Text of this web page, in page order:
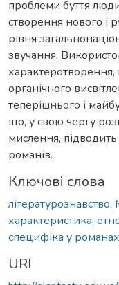
проблеми буття
створення нового і
рівня
звучання.
органічного
теперішнього і
що, у свою чергу
мислення, підводить
романів.
Ключові слова
літературознавство,
характеристика,
специфіка у романах
URI